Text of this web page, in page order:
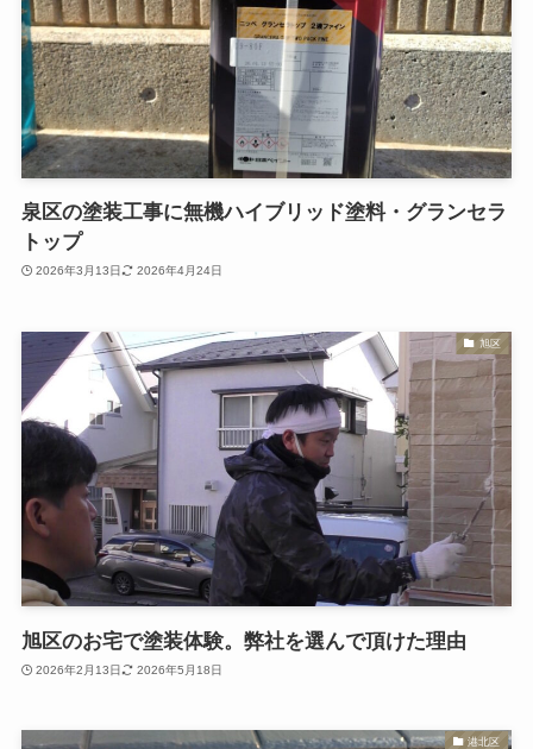
泉区の塗装工事に無機ハイブリッド塗料・グランセラ
トップ
2026年3月13日 2026年4月24日
旭区
旭区のお宅で塗装体験。弊社を選んで頂けた理由
2026年2月13日 2026年5月18日
港北区